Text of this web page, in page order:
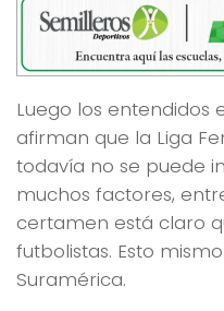
Luego los entendidos
afirman que la Liga
todavía no se puede
muchos factores,
certamen está claro
futbolistas. Esto
Suramérica.